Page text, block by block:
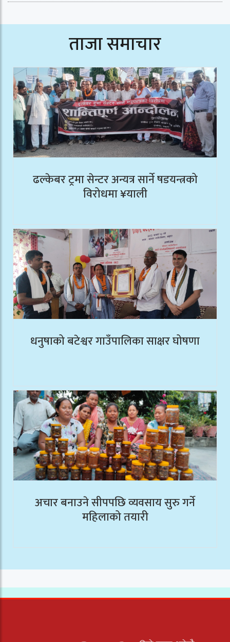
ताजा समाचार
ढल्केबर ट्रमा सेन्टर अन्यत्र सार्ने षडयन्त्रको
विरोधमा ¥याली
धनुषाको बटेश्वर गाउँपालिका साक्षर घोषणा
अचार बनाउने सीपपछि व्यवसाय सुरु गर्ने
महिलाको तयारी